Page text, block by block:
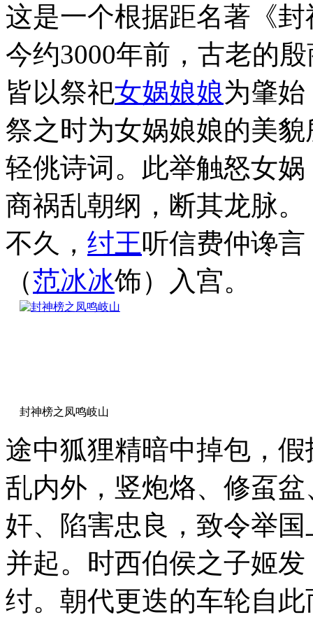
这是一个根据距名著《
今约3000年前，古老的
皆以祭祀女娲娘娘为肇
祭之时为女娲娘娘的美
轻佻诗词。此举触怒女
商祸乱朝纲，断其龙脉。
不久， 纣王听信费仲谗
（范冰冰饰）入宫。
封神榜之凤鸣岐山
途中狐狸精暗中掉包，
乱内外，竖炮烙、修虿
奸、陷害忠良，致令举
并起。时西伯侯之子姬发
纣。朝代更迭的车轮自